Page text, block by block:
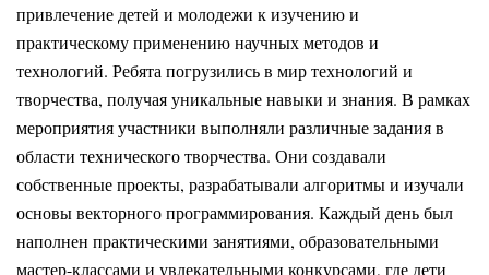
привлечение детей и молодежи к изучению и
практическому применению научных методов и
технологий. Ребята погрузились в мир технологий и
творчества, получая уникальные навыки и знания. В рамках
мероприятия участники выполняли различные задания в
области технического творчества. Они создавали
собственные проекты, разрабатывали алгоритмы и изучали
основы векторного программирования. Каждый день был
наполнен практическими занятиями, образовательными
мастер-классами и увлекательными конкурсами, где дети